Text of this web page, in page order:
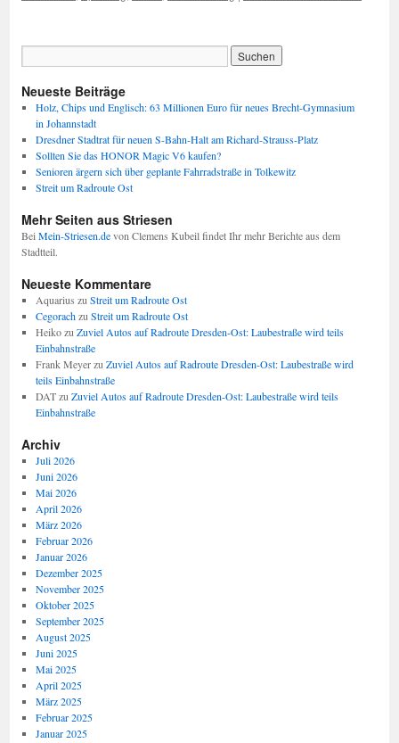
Neueste Beiträge
Holz, Chips und Englisch: 63 Millionen Euro für neues Brecht-Gymnasium
in Johannstadt
Dresdner Stadtrat für neuen S-Bahn-Halt am Richard-Strauss-Platz
Sollten Sie das HONOR Magic V6 kaufen?
Senioren ärgern sich über geplante Fahrradstraße in Tolkewitz
Streit um Radroute Ost
Mehr Seiten aus Striesen
Bei Mein-Striesen.devon Clemens Kubeil findet Ihr mehr Berichte aus dem
Stadtteil.
Neueste Kommentare
Aquarius zu Streit um Radroute Ost
Cegorachzu Streit um Radroute Ost
Heikozu Zuviel Autos auf Radroute Dresden-Ost: Laubestraße wird teils
Einbahnstraße
Frank Meyerzu Zuviel Autos auf Radroute Dresden-Ost: Laubestraße wird
teils Einbahnstraße
DATzu Zuviel Autos auf Radroute Dresden-Ost: Laubestraße wird teils
Einbahnstraße
Archiv
Juli 2026
Juni 2026
Mai 2026
April 2026
März 2026
Februar 2026
Januar 2026
Dezember 2025
November 2025
Oktober 2025
September 2025
August 2025
Juni 2025
Mai 2025
April 2025
März 2025
Februar 2025
Januar 2025